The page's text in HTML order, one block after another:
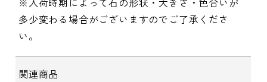
多少変わる場合がございますのでご了承くださ
い。
関連商品